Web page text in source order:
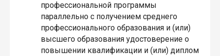
профессиональной программы
параллельно с получением среднего
профессионального образования и (или)
высшего образования удостоверение о
повышении квалификации и (или) диплом